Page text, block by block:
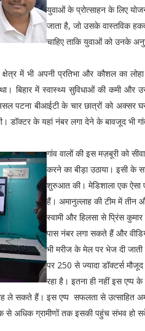
युवाओं के प्रोत्साहन के लिए
जाता है, जो उसके वास्तविक
चाहिए ताकि युवाओं को उनके
में भी अपनी प्रतिभा और कौशल का
था। बिहार में स्वास्थ्य सुविधाओं की कमी
पटना बीआईटी के चार छात्रों को
डॉक्टर के यहां नंबर लगा देने के बावजूद भी
गांव वालों की इस मज़बूरी को
करने का बीड़ा उठाया। इसी के
शुरुआत की। मेडिशाला एक ऐसा
हैं। अमानुल्लाह की टीम में तीन
स्वामी और हिलसा से प्रिंस
पास नंबर लगा सकते हैं और
भी मरीज के मेल पर भेज दी
पर 250 से ज्यादा डॉक्टर्स मौजूद
रहा है। इतना ही नहीं इस एप्प
ले सकते हैं। इस एप्प सफलता से उत्साहित
से अधिक ग्रामीणों तक इसकी पहुंच संभव हो